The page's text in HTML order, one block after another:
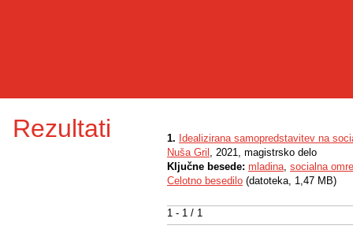
Rezultati
1 - 1 / 1
1. Idealizirana samopredstavitev na
Nuša Gril , 2021, magistrsko delo
Ključne besede: mladina, socialna
Celotno besedilo (datoteka, 1,47 MB)